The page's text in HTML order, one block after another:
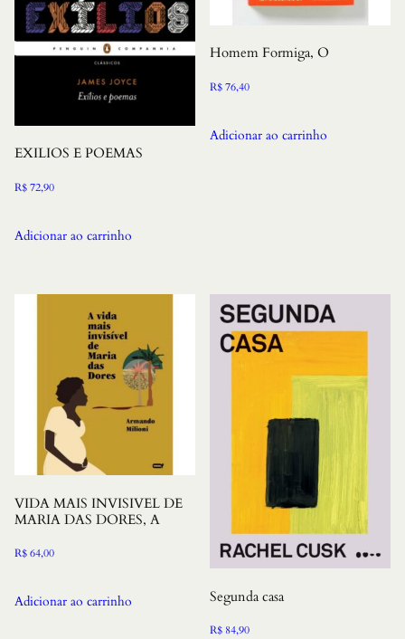
EXILIOS E POEMAS
R$72,90
Adicionar ao carrinho
Homem Formiga, O
R$76,40
Adicionar ao carrinho
VIDA MAIS INVISIVEL DE
MARIA DAS DORES, A
R$64,00
Adicionar ao carrinho Segunda casa
R$ 84,90